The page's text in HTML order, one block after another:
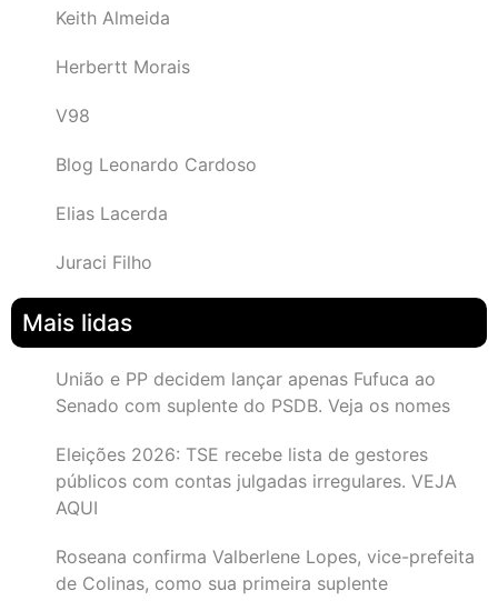
Keith Almeida
Herbertt Morais
V98
Blog Leonardo Cardoso
Elias Lacerda
Juraci Filho
Mais lidas
União e PP decidem lançar apenas Fufuca ao
Senado com suplente do PSDB. Veja os nomes
Eleições 2026: TSE recebe lista de gestores
públicos com contas julgadas irregulares. VEJA
AQUI
Roseana confirma Valberlene Lopes, vice-prefeita
de Colinas, como sua primeira suplente